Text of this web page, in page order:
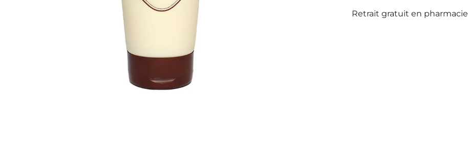
Retrait gratuit en pharmacie